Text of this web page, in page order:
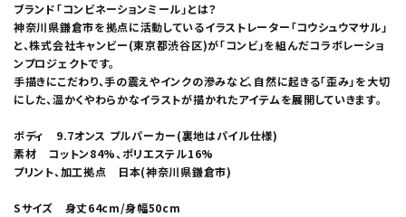
ブランド「コンビネーションミール」とは？
神奈川県鎌倉市を拠点に活動しているイラストレーター「コウシュウマサル」
と、株式会社キャンビー(東京都渋谷区)が「コンビ」を組んだコラボレーショ
ンプロジェクトです。
手描きにこだわり、手の震えやインクの滲みなど、自然に起きる「歪み」を大切
にした、温かくやわらかなイラストが描かれたアイテムを展開していきます。
ボディ 9.7オンス プルパーカー(裏地はパイル仕様)
素材 コットン84%、ポリエステル16%
プリント、加工拠点 日本(神奈川県鎌倉市)
Sサイズ 身丈64cm/身幅50cm